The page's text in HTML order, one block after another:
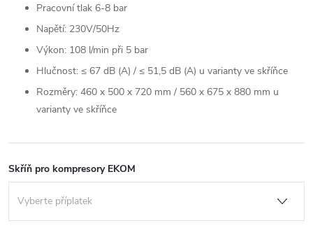
Pracovní tlak 6-8 bar
Napětí: 230V/50Hz
Výkon: 108 l/min při 5 bar
Hlučnost: ≤ 67 dB (A) / ≤ 51,5 dB (A) u varianty ve skříňce
Rozměry: 460 x 500 x 720 mm / 560 x 675 x 880 mm u
varianty ve skříňce
Skříň pro kompresory EKOM